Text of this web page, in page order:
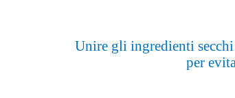
Unire gli ingredienti
per